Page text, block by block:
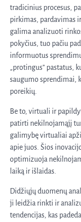
tradicinius procesus,
pirkimas, pardavimas
galima analizuoti
pokyčius, tuo pačiu
informuotus
„protingus” pastatus,
saugumo sprendimai,
poreikių.
Be to, virtuali ir
patirti nekilnojamąjį
galimybę virtualiai
apie juos. Šios
optimizuoja
laiką ir išlaidas.
Didžiųjų duomenų
ji leidžia rinkti ir
tendencijas, kas